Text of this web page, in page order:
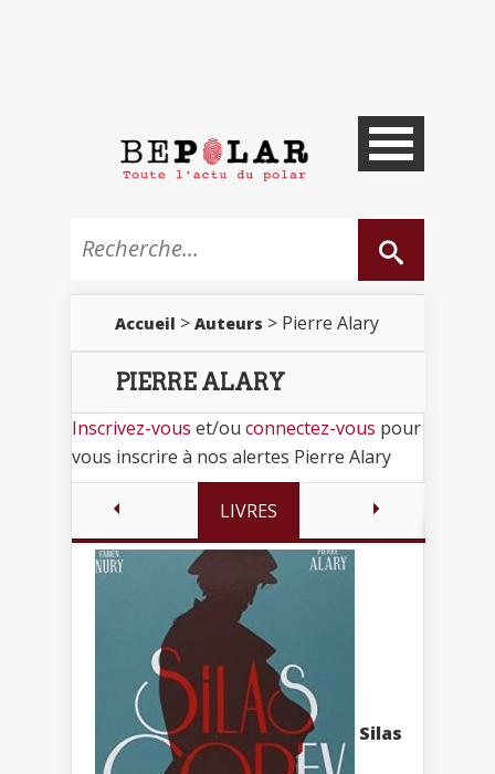
Accueil > Auteurs > Pierre Alary
PIERRE ALARY
Inscrivez-vous et/ou connectez-vous pour
vous inscrire à nos alertes Pierre Alary
LIVRES
Silas